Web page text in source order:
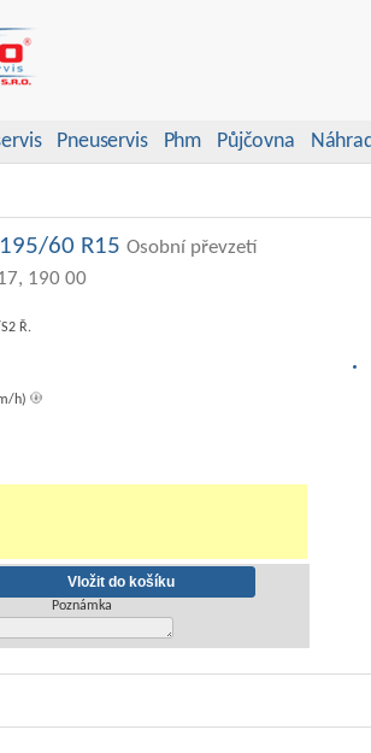
Pneuservis Phm Půjčovna
60 R15 Osobní převzetí
190 00
Ř.
h)
Poznámka